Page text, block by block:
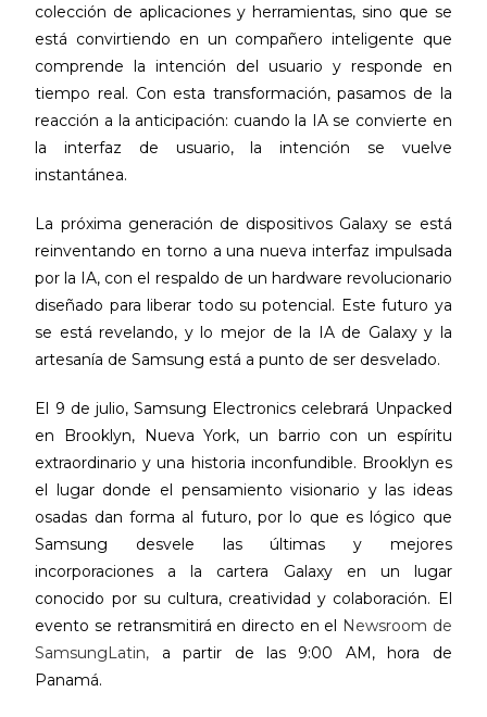
colección de aplicaciones y herramientas, sino que se
está convirtiendo en un compañero inteligente que
comprende la intención del usuario y responde en
tiempo real. Con esta transformación, pasamos de la
reacción a la anticipación: cuando la IA se convierte en
la interfaz de usuario, la intención se vuelve
instantánea.
La próxima generación de dispositivos Galaxy se está
reinventando en torno a una nueva interfaz impulsada
por la IA, con el respaldo de un hardware revolucionario
diseñado para liberar todo su potencial. Este futuro ya
se está revelando, y lo mejor de la IA de Galaxy y la
artesanía de Samsung está a punto de ser desvelado.
El 9 de julio, Samsung Electronics celebrará Unpacked
en Brooklyn, Nueva York, un barrio con un espíritu
extraordinario y una historia inconfundible. Brooklyn es
el lugar donde el pensamiento visionario y las ideas
osadas dan forma al futuro, por lo que es lógico que
Samsung desvele las últimas y mejores
incorporaciones a la cartera Galaxy en un lugar
conocido por su cultura, creatividad y colaboración. El
evento se retransmitirá en directo en el Newsroom de
SamsungLatin, a partir de las 9:00 AM, hora de
Panamá.